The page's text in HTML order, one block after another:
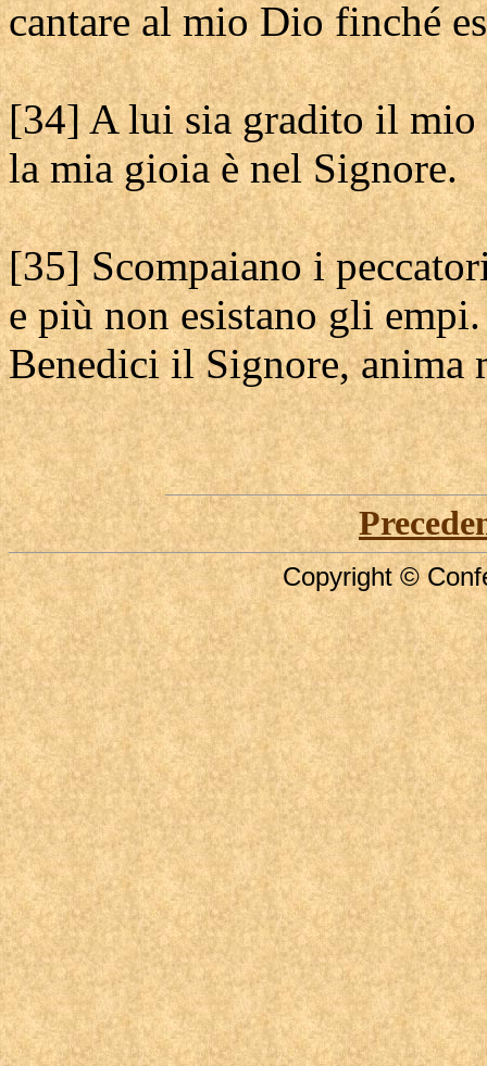
cantare al mio Dio finché
[34] A lui sia gradito il mio
la mia gioia è nel Signore.
[35] Scompaiano i
e più non esistano gli empi.
Benedici il Signore, anima
Copyright ©